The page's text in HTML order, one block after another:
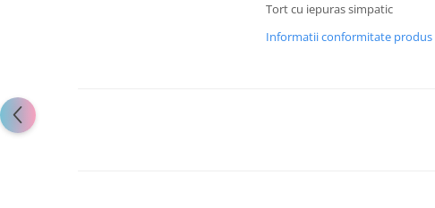
Tort cu iepuras simpatic
Informatii conformitate produs